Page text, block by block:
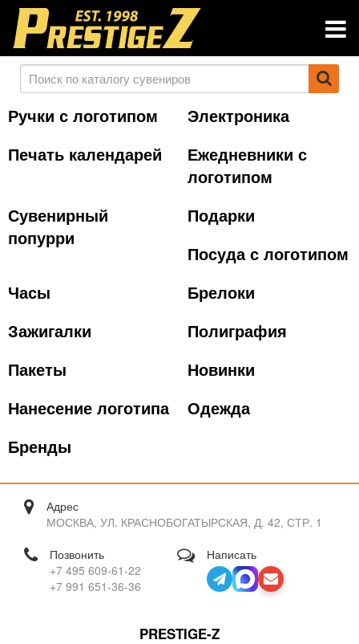
Ручки с логотипом
Электроника
Печать календарей
Ежедневники с
логотипом
Сувенирный
попурри
Подарки
Посуда с логотипом
Часы
Брелоки
Зажигалки
Полиграфия
Пакеты
Новинки
Нанесение логотипа
Одежда
Бренды
Адрес
МОСКВА, УЛ. КРАСНОБОГАТЫРСКАЯ, Д. 42, СТР. 1
Позвонить
+7 495 609-61-22
+7 991 651-36-36
Написать
PRESTIGE-Z